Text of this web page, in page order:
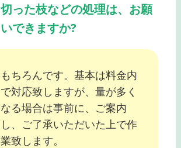
切った枝などの処理は、お願
いできますか?
もちろんです。基本は料金内
で対応致しますが、量が多く
なる場合は事前に、ご案内
し、ご了承いただいた上で作
業致します。